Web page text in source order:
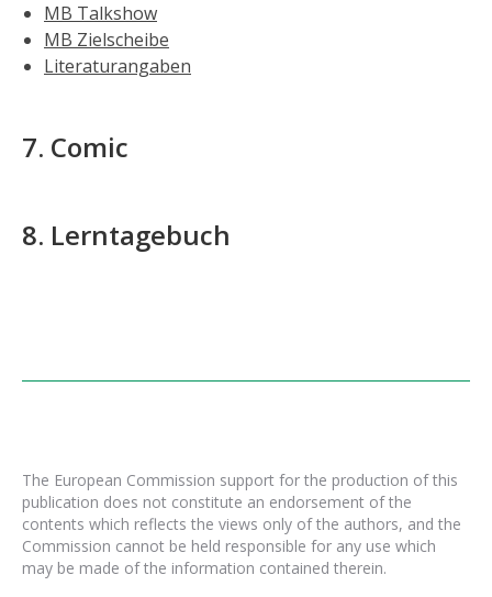
MB Talkshow
MB Zielscheibe
Literaturangaben
7. Comic
8. Lerntagebuch
The European Commission support for the production of this
publication does not constitute an endorsement of the
contents which reflects the views only of the authors, and the
Commission cannot be held responsible for any use which
may be made of the information contained therein.